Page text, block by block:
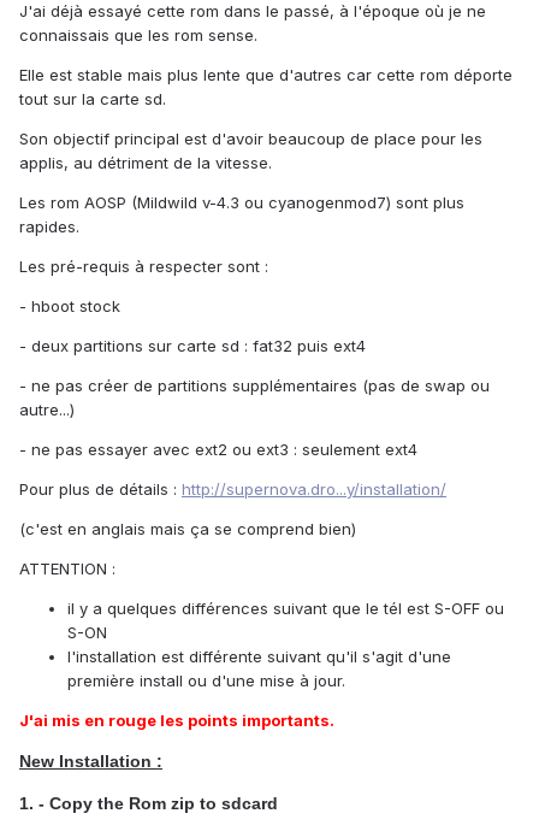
J'ai déjà essayé cette rom dans le passé, à l'époque où je ne
connaissais que les rom sense.
Elle est stable mais plus lente que d'autres car cette rom déporte
tout sur la carte sd.
Son objectif principal est d'avoir beaucoup de place pour les
applis, au détriment de la vitesse.
Les rom AOSP (Mildwild v-4.3 ou cyanogenmod7) sont plus
rapides.
Les pré-requis à respecter sont :
- hboot stock
- deux partitions sur carte sd : fat32 puis ext4
- ne pas créer de partitions supplémentaires (pas de swap ou
autre...)
- ne pas essayer avec ext2 ou ext3 : seulement ext4
Pour plus de détails : http://supernova.dro...y/installation/
(c'est en anglais mais ça se comprend bien)
ATTENTION :
il y a quelques différences suivant que le tél est S-OFF ou
S-ON
l'installation est différente suivant qu'il s'agit d'une
première install ou d'une mise à jour.
J'ai mis en rouge les points importants.
New Installation :
1. - Copy the Rom zip to sdcard